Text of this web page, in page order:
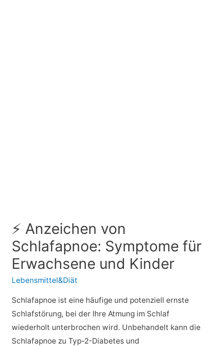
⚡ Anzeichen von
Schlafapnoe: Symptome für
Erwachsene und Kinder
Lebensmittel&Diät
Schlafapnoe ist eine häufige und potenziell ernste
Schlafstörung, bei der Ihre Atmung im Schlaf
wiederholt unterbrochen wird. Unbehandelt kann die
Schlafapnoe zu Typ-2-Diabetes und